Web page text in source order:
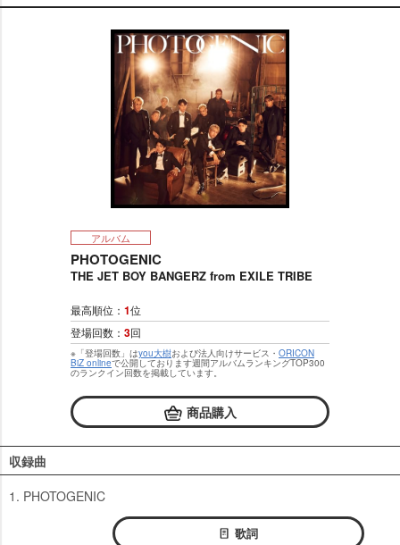
t
e
アルバム
PHOTOGENIC
THE JET BOY BANGERZ from EXILE TRIBE
最高順位： 1位
登場回数： 3回
※「登場回数」はyou大樹および法人向けサービス・ ORICON
BiZ onlineで公開しております週間アルバムランキングTOP300
のランクイン回数を掲載しています。
商品購入
収録曲
1. PHOTOGENIC
歌詞